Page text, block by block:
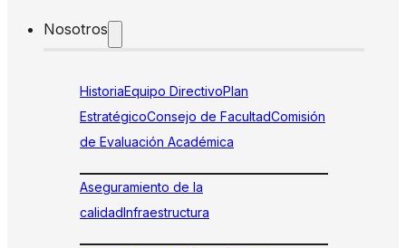
Nosotros
HistoriaEquipo DirectivoPlan
EstratégicoConsejo de FacultadComisión
de Evaluación Académica
Aseguramiento de la
calidadInfraestructura